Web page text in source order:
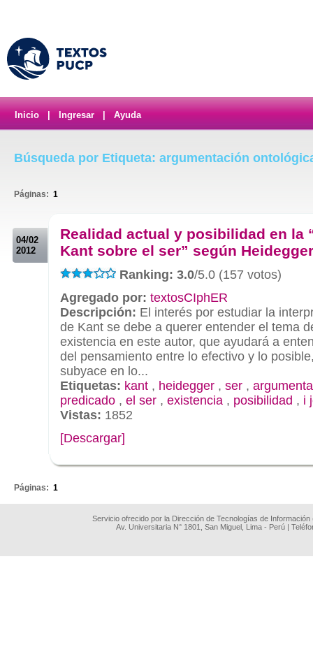
Inicio Ingresar Ayuda
Búsqueda por Etiqueta: argumentación
Páginas: 1
04/02
2012
Realidad actual y posibilidad en la
Kant sobre el ser” según Heidegger
Ranking: 3.0/5.0 (157 votos)
Agregado por: textosCIphER
Descripción: El interés por estudiar la
de Kant se debe a querer entender el tema
existencia en este autor, que ayudará a
del pensamiento entre lo efectivo y lo
subyace en lo...
Etiquetas: kant , heidegger , ser ,
predicado , el ser , existencia , posibilidad , i
Vistas: 1852
[Descargar]
Páginas: 1
Servicio ofrecido por la Dirección de Tecnologías de
Av. Universitaria N° 1801, San Miguel, Lima - Perú |